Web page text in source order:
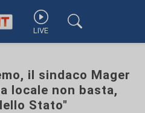
LIVE
il sindaco Mager
locale non basta,
Stato"